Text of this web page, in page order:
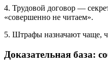
4. Трудовой договор —
«совершенно не читаем».
5. Штрафы назначают чаще,
Доказательная база: